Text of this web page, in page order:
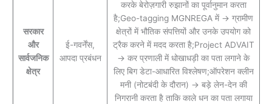
सरकार
और
सार्वजनिक
क्षेत्र
ई-गवर्नेंस,
आपदा प्रबंधन
करके बेरोज़गारी रुझानों का पूर्वानुमान करता
है;Geo-tagging MGNREGA में → ग्रामीण
क्षेत्रों में भौतिक संपत्तियों और उनके उपयोग को
ट्रैक करने में मदद करता है;Project ADVAIT
→ कर प्रणाली में धोखाधड़ी का पता लगाने के
लिए बिग डेटा-आधारित विश्लेषण;ऑपरेशन क्लीन
मनी (नोटबंदी के दौरान) → बड़े लेन-देन की
निगरानी करता है ताकि काले धन का पता लगाया